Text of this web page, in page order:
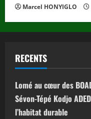
Marcel HONYIGLO
RECENTS
Lomé au cœur des
Sévon-Tépé Kodjo
l’habitat durable